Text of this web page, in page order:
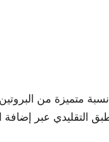
متميزة من
التقليدي عبر إضافة